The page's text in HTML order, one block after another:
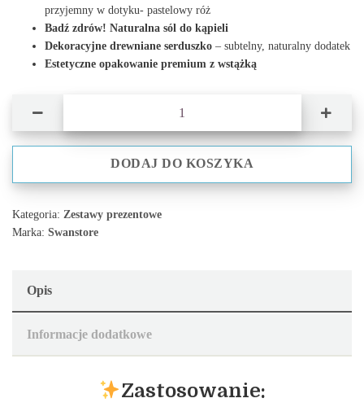
przyjemny w dotyku- pastelowy róż
Badź zdrów! Naturalna sól do kąpieli
Dekoracyjne drewniane serduszko – subtelny, naturalny dodatek
Estetyczne opakowanie premium z wstążką
DODAJ DO KOSZYKA
Kategoria: Zestawy prezentowe
Marka: Swanstore
Opis
Informacje dodatkowe
Zastosowanie: